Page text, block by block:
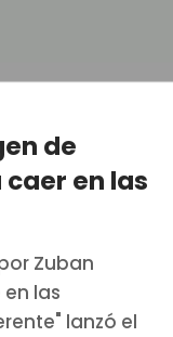
de
en las
Zuban
las
lanzó el